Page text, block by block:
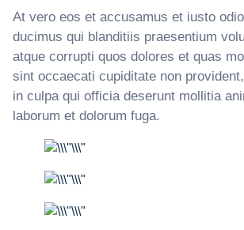
At vero eos et accusamus et iusto
ducimus qui blanditiis praesentium
atque corrupti quos dolores et quas
sint occaecati cupiditate non
in culpa qui officia deserunt mollitia
laborum et dolorum fuga.